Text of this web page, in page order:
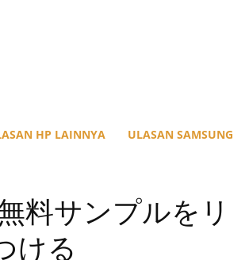
HP LAINNYA ULASAN SAMSUNG
料サンプルをリ
ける